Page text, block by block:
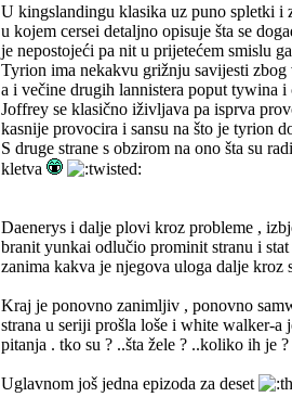
U kingslandingu klasika uz puno spletki i
u kojem cersei detaljno opisuje šta se
je nepostojeći pa nit u prijetećem smislu
Tyrion ima nekakvu grižnju savijesti
a i večine drugih lannistera poput tywina
Joffrey se klasično iživljava pa isprva
kasnije provocira i sansu na što je tyrion
S druge strane s obzirom na ono šta su
kletva
Daenerys i dalje plovi kroz probleme ,
branit yunkai odlučio prominit stranu i
zanima kakva je njegova uloga dalje kroz
Kraj je ponovno zanimljiv , ponovno
strana u seriji prošla loše i white walker-
pitanja . tko su ? ..šta žele ? ..koliko ih je ?
Uglavnom još jedna epizoda za deset